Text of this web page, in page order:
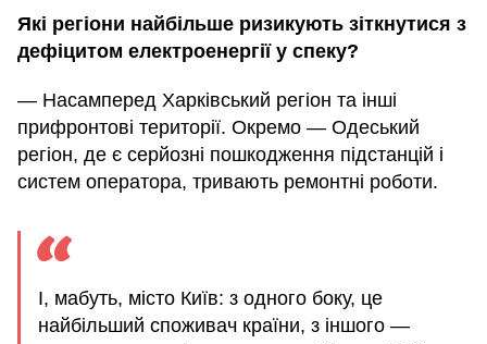
Які регіони найбільше ризикують зіткнутися з
дефіцитом електроенергії у спеку?
— Насамперед Харківський регіон та інші
прифронтові території. Окремо — Одеський
регіон, де є серйозні пошкодження підстанцій і
систем оператора, тривають ремонтні роботи.
І, мабуть, місто Київ: з одного боку, це
найбільший споживач країни, з іншого —